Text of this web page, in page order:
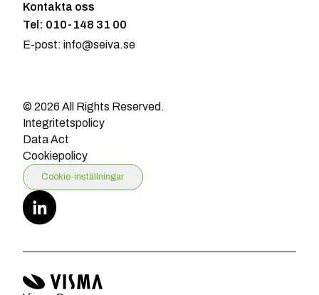
Kontakta oss
Tel: 010-148 31 00
E-post: info@seiva.se
© 2026 All Rights Reserved.
Integritetspolicy
Data Act
Cookiepolicy
Cookie-inställningar